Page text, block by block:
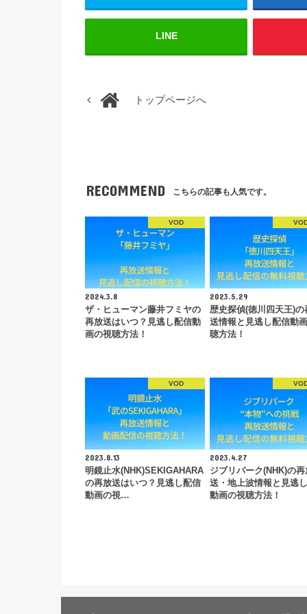
LINE
トップページへ
RECOMMEND こちらの記事も人気です。
VOD
2024.3.8
ザ・ヒューマン藤井フミヤの
再放送はいつ？見逃し配信動
画の視聴方法！
2023.5.29
歴史探偵(徳川四天王)の
送情報と見逃し配信動
聴方法！
VOD
2023.8.13
明鏡止水(NHK)SEKIGAHARA
の再放送はいつ？見逃し配信
動画の視…
2023.4.27
ジブリパーク(NHK)の再
送・地上波情報と見逃
動画の視聴方法！